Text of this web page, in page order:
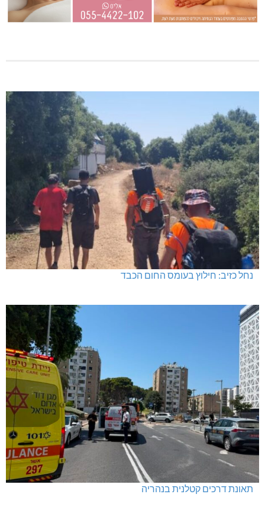
נחל כזיב: חילוץ בעומס החום הכבד
תאונת דרכים קטלנית בנהריה